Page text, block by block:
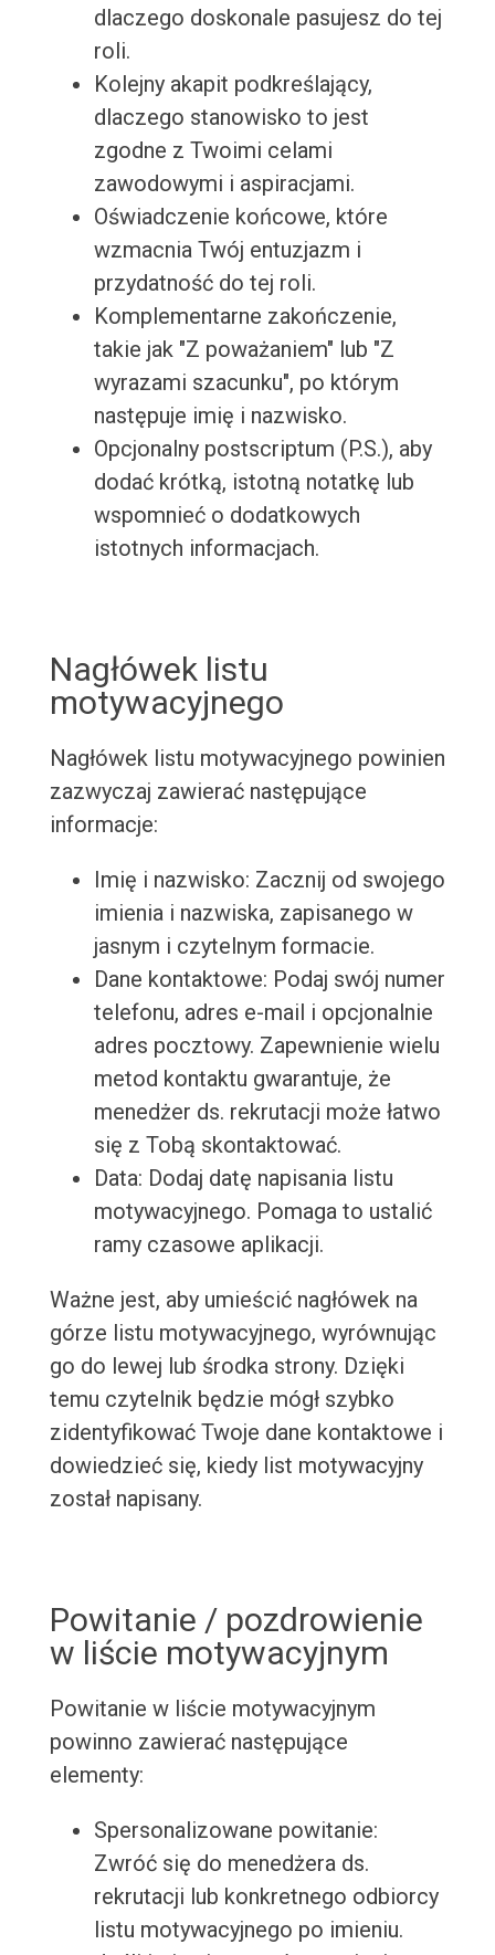
dlaczego doskonale pasujesz do tej
roli.
Kolejny akapit podkreślający,
dlaczego stanowisko to jest
zgodne z Twoimi celami
zawodowymi i aspiracjami.
Oświadczenie końcowe, które
wzmacnia Twój entuzjazm i
przydatność do tej roli.
Komplementarne zakończenie,
takie jak "Z poważaniem" lub "Z
wyrazami szacunku", po którym
następuje imię i nazwisko.
Opcjonalny postscriptum (P.S.), aby
dodać krótką, istotną notatkę lub
wspomnieć o dodatkowych
istotnych informacjach.
Nagłówek listu
motywacyjnego
Nagłówek listu motywacyjnego powinien
zazwyczaj zawierać następujące
informacje:
Imię i nazwisko: Zacznij od swojego
imienia i nazwiska, zapisanego w
jasnym i czytelnym formacie.
Dane kontaktowe: Podaj swój numer
telefonu, adres e-mail i opcjonalnie
adres pocztowy. Zapewnienie wielu
metod kontaktu gwarantuje, że
menedżer ds. rekrutacji może łatwo
się z Tobą skontaktować.
Data: Dodaj datę napisania listu
motywacyjnego. Pomaga to ustalić
ramy czasowe aplikacji.
Ważne jest, aby umieścić nagłówek na
górze listu motywacyjnego, wyrównując
go do lewej lub środka strony. Dzięki
temu czytelnik będzie mógł szybko
zidentyfikować Twoje dane kontaktowe i
dowiedzieć się, kiedy list motywacyjny
został napisany.
Powitanie / pozdrowienie
w liście motywacyjnym
Powitanie w liście motywacyjnym
powinno zawierać następujące
elementy:
Spersonalizowane powitanie:
Zwróć się do menedżera ds.
rekrutacji lub konkretnego odbiorcy
listu motywacyjnego po imieniu.